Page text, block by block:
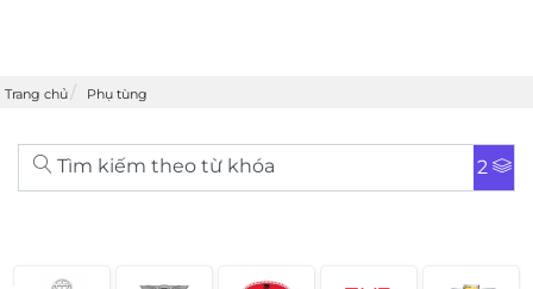
Trang chủ Phụ tùng
Tìm kiếm theo từ khóa 2